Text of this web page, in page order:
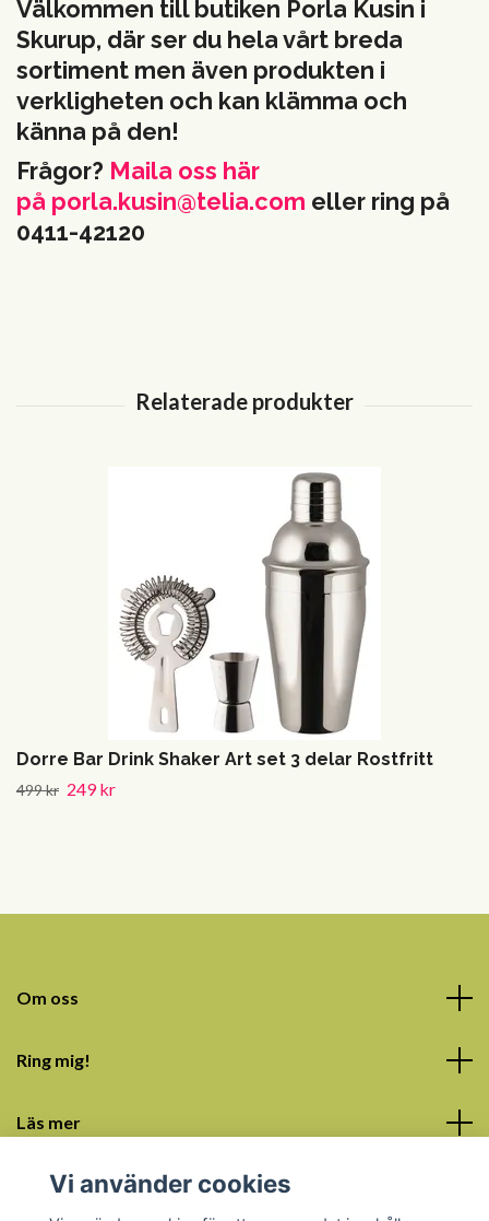
Välkommen till butiken Porla Kusin i
Skurup, där ser du hela vårt breda
sortiment men även produkten i
verkligheten och kan klämma och
känna på den!
Frågor? Maila oss här
på porla.kusin@telia.com eller ring på
0411-42120
Dorre Bar Drink Shaker Art set 3 delar Rostfritt
499 kr 249 kr
Om oss
Ring mig!
Läs mer
Sociala medier
Vi använder cookies